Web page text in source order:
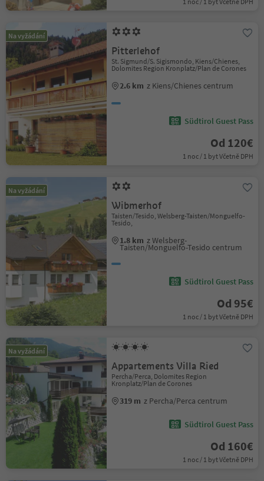
Na vyžádání
Pitterlehof
St. Sigmund/S. Sigismondo, Kiens/Chienes,
Dolomites Region Kronplatz/Plan de Corones
2.6 km z Kiens/Chienes centrum
Südtirol Guest Pass
Od 120€
1 noc / 1 byt Včetně DPH
Na vyžádání
Wibmerhof
Taisten/Tesido, Welsberg-Taisten/Monguelfo-
Tesido,
1.8 km z Welsberg-
Taisten/Monguelfo-Tesido centrum
Südtirol Guest Pass
Od 95€
1 noc / 1 byt Včetně DPH
Na vyžádání
Appartements Villa Ried
Percha/Perca, Dolomites Region
Kronplatz/Plan de Corones
319 m z Percha/Perca centrum
Südtirol Guest Pass
Od 160€
1 noc / 1 byt Včetně DPH